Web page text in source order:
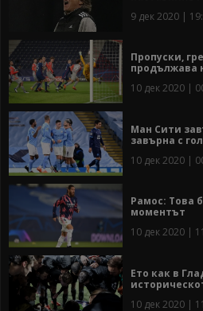
9 дек 2020 |
Пропуски,
продължава
10 дек 2020 |
Ман Сити
завърна с
10 дек 2020 |
Рамос: Това
моментът
10 дек 2020 |
Ето как в
10 дек 2020 |